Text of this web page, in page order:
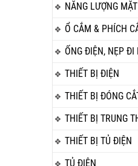
NĂNG LƯỢNG MẶT
Ổ CẮM & PHÍCH
ỐNG ĐIỆN, NẸP ĐI
THIẾT BỊ ĐIỆN
THIẾT BỊ ĐÓNG
THIẾT BỊ TRUNG
THIẾT BỊ TỦ ĐIỆN
TỦ ĐIỆN